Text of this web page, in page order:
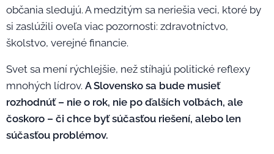
občania sledujú. A medzitým sa neriešia veci, ktoré by
si zaslúžili oveľa viac pozornosti: zdravotníctvo,
školstvo, verejné financie.
Svet sa mení rýchlejšie, než stíhajú politické reflexy
mnohých lídrov. A Slovensko sa bude musieť
rozhodnúť – nie o rok, nie po ďalších voľbách, ale
čoskoro – či chce byť súčasťou riešení, alebo len
súčasťou problémov.